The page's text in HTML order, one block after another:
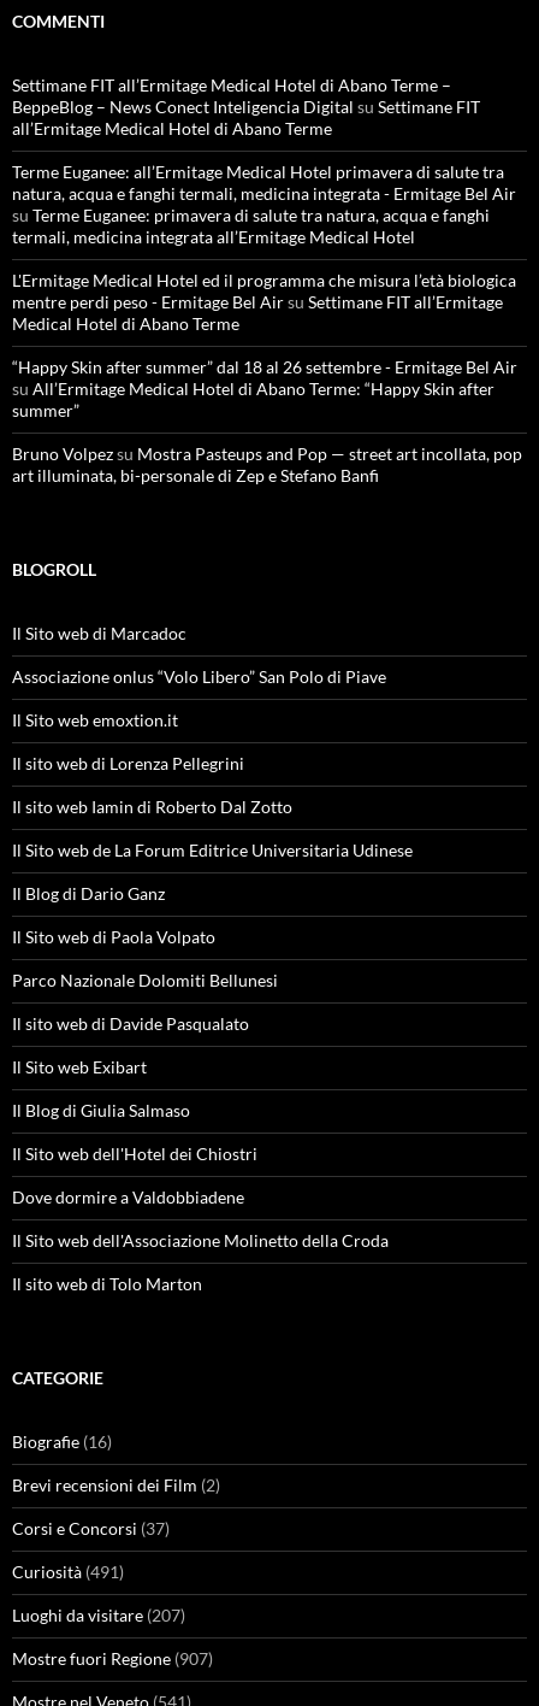
COMMENTI
Settimane FIT all’Ermitage Medical Hotel di Abano Terme –
BeppeBlog – News Conect Inteligencia Digital su Settimane FIT
all’Ermitage Medical Hotel di Abano Terme
Terme Euganee: all’Ermitage Medical Hotel primavera di salute tra
natura, acqua e fanghi termali, medicina integrata - Ermitage Bel Air
su Terme Euganee: primavera di salute tra natura, acqua e fanghi
termali, medicina integrata all’Ermitage Medical Hotel
L'Ermitage Medical Hotel ed il programma che misura l’età biologica
mentre perdi peso - Ermitage Bel Airsu Settimane FIT all’Ermitage
Medical Hotel di Abano Terme
“Happy Skin after summer” dal 18 al 26 settembre - Ermitage Bel Air
su All’Ermitage Medical Hotel di Abano Terme: “Happy Skin after
summer”
Bruno Volpezsu Mostra Pasteups and Pop — street art incollata, pop
art illuminata, bi-personale di Zep e Stefano Banfi
BLOGROLL
Il Sito web di Marcadoc
Associazione onlus “Volo Libero” San Polo di Piave
Il Sito web emoxtion.it
Il sito web di Lorenza Pellegrini
Il sito web Iamin di Roberto Dal Zotto
Il Sito web de La Forum Editrice Universitaria Udinese
Il Blog di Dario Ganz
Il Sito web di Paola Volpato
Parco Nazionale Dolomiti Bellunesi
Il sito web di Davide Pasqualato
Il Sito web Exibart
Il Blog di Giulia Salmaso
Il Sito web dell'Hotel dei Chiostri
Dove dormire a Valdobbiadene
Il Sito web dell'Associazione Molinetto della Croda
Il sito web di Tolo Marton
CATEGORIE
Biografie (16)
Brevi recensioni dei Film (2)
Corsi e Concorsi (37)
Curiosità (491)
Luoghi da visitare (207)
Mostre fuori Regione (907)
Mostre nel Veneto (541)